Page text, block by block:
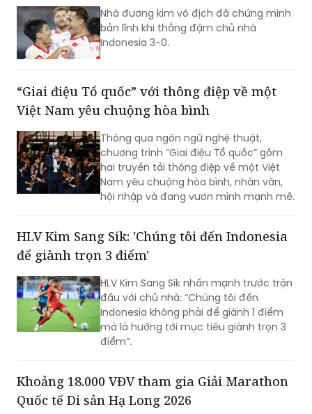
lưu của các nghệ sĩ đến từ phương
Nam, góp phần tạo nên cuộc gặp gỡ
nghệ thuật giàu cảm xúc.
Nhà đương kim vô địch đã chứng minh
bản lĩnh khi thắng đậm chủ nhà
Indonesia 3-0.
“Giai điệu Tổ quốc” với thông điệp về một
Việt Nam yêu chuộng hòa bình
Thông qua ngôn ngữ nghệ thuật,
chương trình “Giai điệu Tổ quốc” gồm
hai truyền tải thông điệp về một Việt
Nam yêu chuộng hòa bình, nhân văn,
hội nhập và đang vươn mình mạnh mẽ.
HLV Kim Sang Sik: 'Chúng tôi đến Indonesia
để giành trọn 3 điểm'
HLV Kim Sang Sik nhấn mạnh trước trận
đấu với chủ nhà: “Chúng tôi đến
Indonesia không phải để giành 1 điểm
mà là hướng tới mục tiêu giành trọn 3
điểm”.
Khoảng 18.000 VĐV tham gia Giải Marathon
Quốc tế Di sản Hạ Long 2026